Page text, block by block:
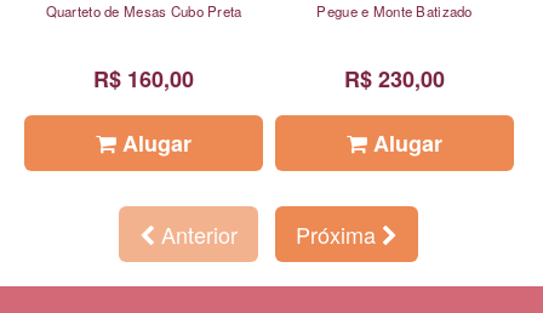
Quarteto de Mesas Cubo Preta
R$ 160,00
Alugar
Pegue e Monte Batizado
R$ 230,00
Alugar
Anterior Próxima